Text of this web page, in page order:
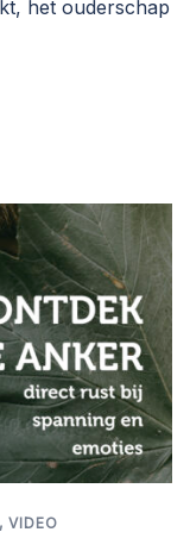
het ouderschap
, VIDEO